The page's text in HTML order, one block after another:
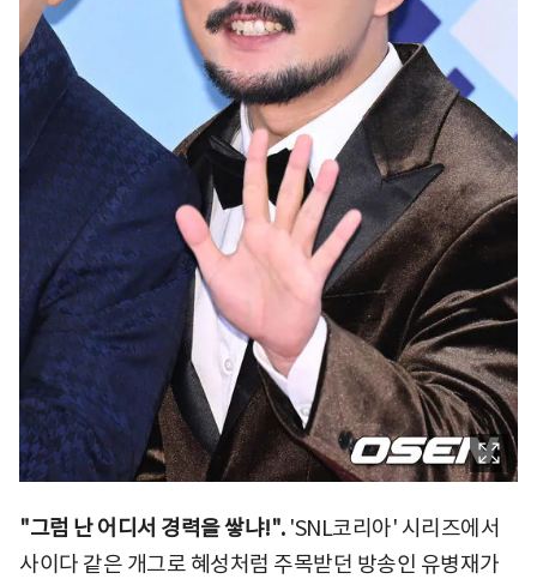
"그럼 난 어디서 경력을 쌓냐!". 'SNL코리아' 시리즈에서
사이다 같은 개그로 혜성처럼 주목받던 방송인 유병재가